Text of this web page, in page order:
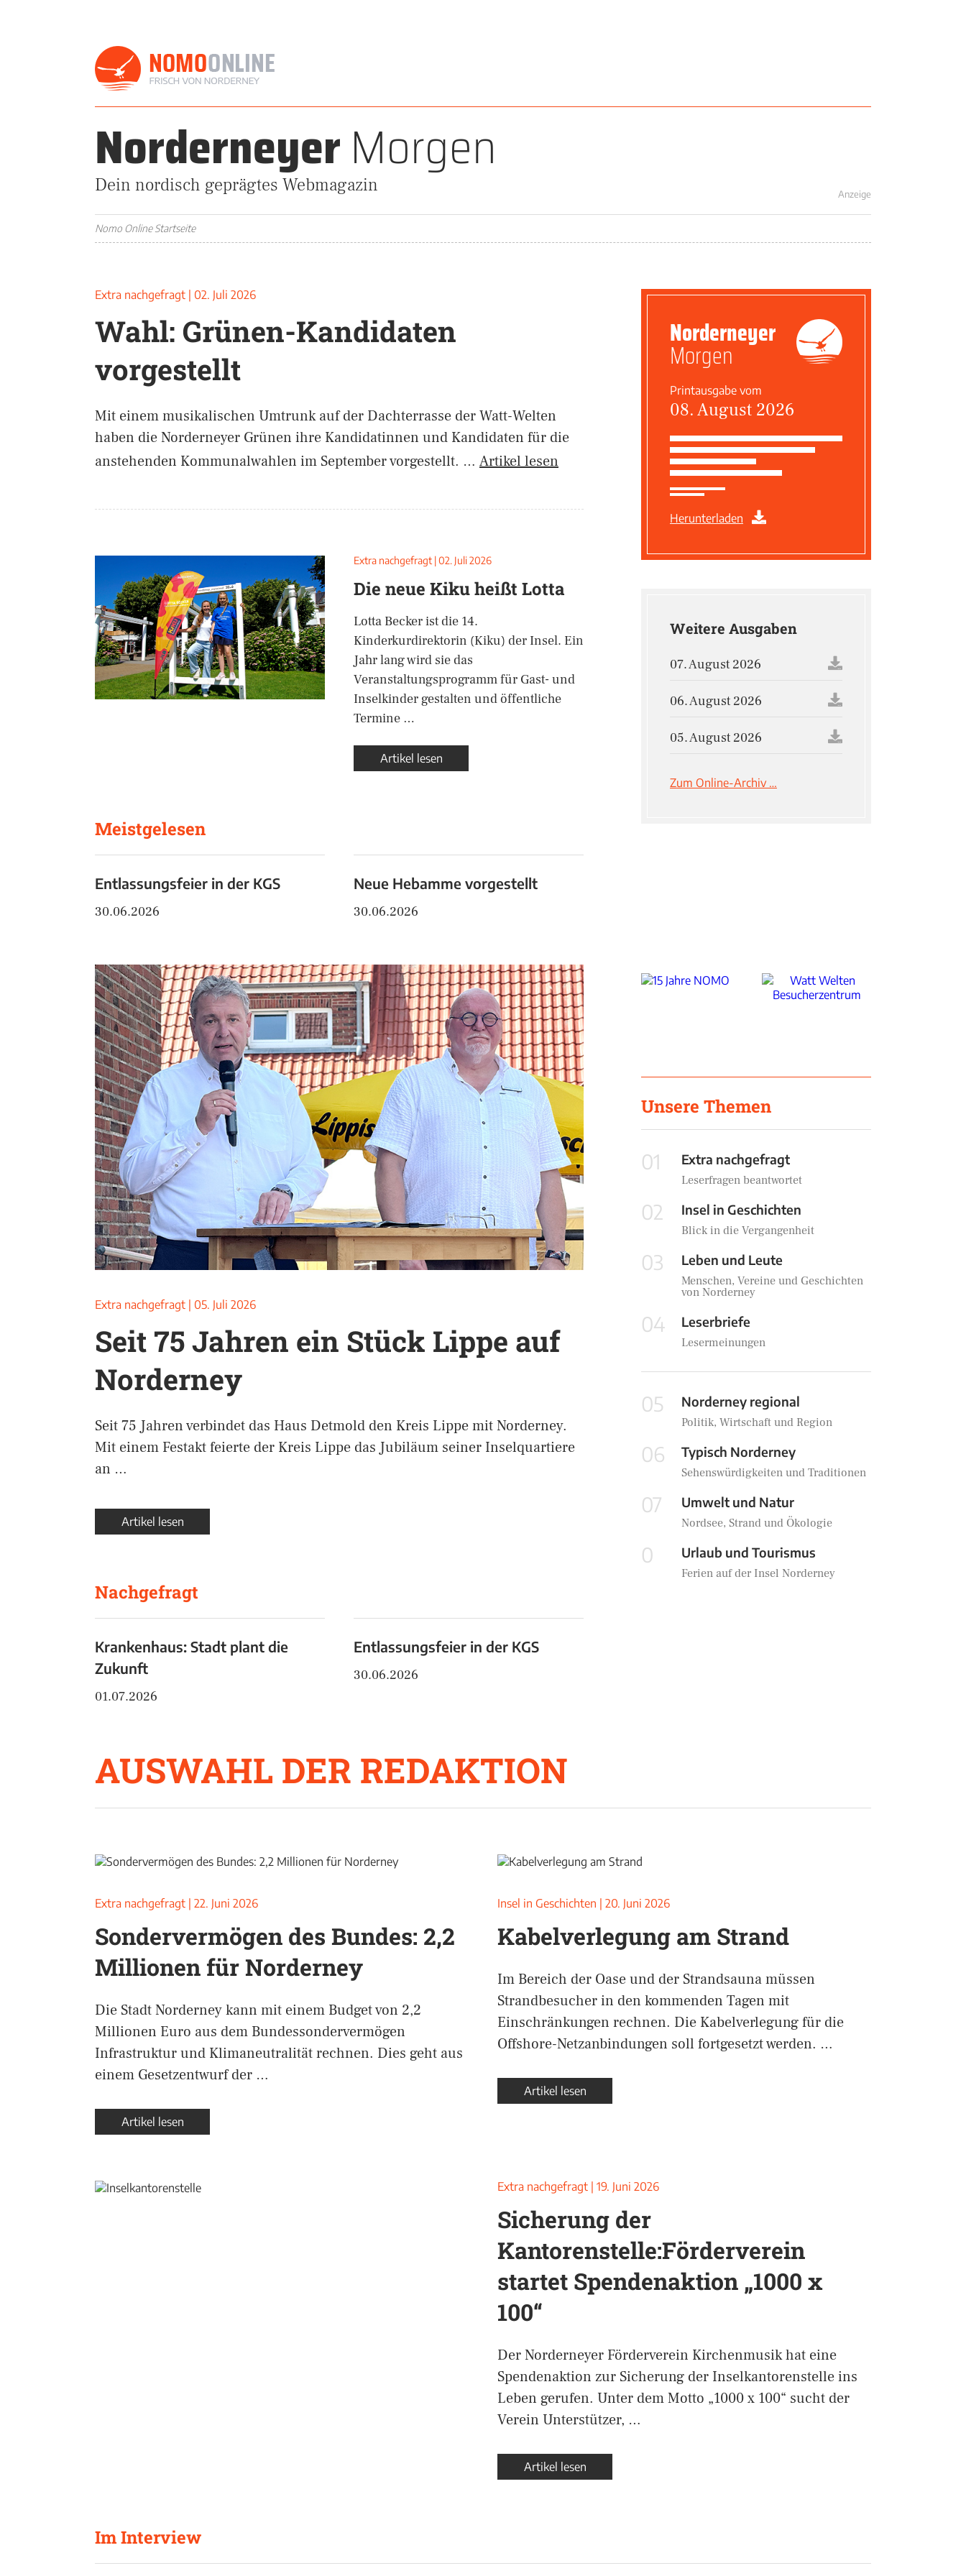
NorderneyerMorgen
Dein nordisch geprägtes Webmagazin
Nomo Online Startseite
Extra nachgefragt 02. Juli 2026
Wahl: Grünen-Kandidaten
vorgestellt
Mit einem musikalischen Umtrunk auf der Dachterrasse der Watt-Welten
haben die Norderneyer Grünen ihre Kandidatinnen und Kandidaten für die
anstehenden Kommunalwahlen im September vorgestellt. … Artikel lesen
Extra nachgefragt |02. Juli 2026
Die neue Kiku heißt Lotta
Lotta Becker ist die 14.
Kinderkurdirektorin (Kiku) der Insel. Ein
Jahr lang wird sie das
Veranstaltungsprogramm für Gast- und
Inselkinder gestalten und öffentliche
Termine …
Artikel lesen
Anzeige
Meistgelesen
Entlassungsfeier in der KGS
30.06.2026
Neue Hebamme vorgestellt
30.06.2026
Extra nachgefragt 05. Juli 2026
Seit 75 Jahren ein Stück Lippe auf
Norderney
Seit 75 Jahren verbindet das Haus Detmold den Kreis Lippe mit Norderney.
Mit einem Festakt feierte der Kreis Lippe das Jubiläum seiner Inselquartiere
an …
Artikel lesen
Nachgefragt
Krankenhaus: Stadt plant die
Zukunft
01.07.2026
Entlassungsfeier in der KGS
30.06.2026
Norderneyer
Morgen
Printausgabe vom
08. August 2026
Herunterladen
Weitere Ausgaben
07. August 2026
06. August 2026
05. August 2026
Zum Online-Archiv …
Unsere Themen
01 Extra nachgefragt
Leserfragen beantwortet
02 Insel in Geschichten
Blick in die Vergangenheit
03 Leben und Leute
Menschen, Vereine und Geschichten
von Norderney
04 Leserbriefe
Lesermeinungen
05 Norderney regional
Politik, Wirtschaft und Region
06 Typisch Norderney
Sehenswürdigkeiten und Traditionen
07 Umwelt und Natur
Nordsee, Strand und Ökologie
0 Urlaub und Tourismus
Ferien auf der Insel Norderney
AUSWAHL DER REDAKTION
Extra nachgefragt 22. Juni 2026
Sondervermögen des Bundes: 2,2
Millionen für Norderney
Die Stadt Norderney kann mit einem Budget von 2,2
Millionen Euro aus dem Bundessondervermögen
Infrastruktur und Klimaneutralität rechnen. Dies geht aus
einem Gesetzentwurf der …
Artikel lesen
Insel in Geschichten 20. Juni 2026
Kabelverlegung am Strand
Im Bereich der Oase und der Strandsauna müssen
Strandbesucher in den kommenden Tagen mit
Einschränkungen rechnen. Die Kabelverlegung für die
Offshore-Netzanbindungen soll fortgesetzt werden. …
Artikel lesen
Extra nachgefragt 19. Juni 2026
Sicherung der
Kantorenstelle:Förderverein
startet Spendenaktion „1000 x
100“
Der Norderneyer Förderverein Kirchenmusik hat eine
Spendenaktion zur Sicherung der Inselkantorenstelle ins
Leben gerufen. Unter dem Motto „1000 x 100“ sucht der
Verein Unterstützer, …
Artikel lesen
Im Interview